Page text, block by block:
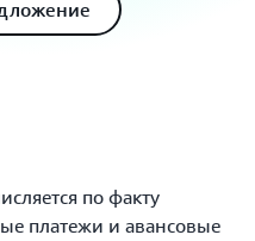
по факту
платежи и авансовые